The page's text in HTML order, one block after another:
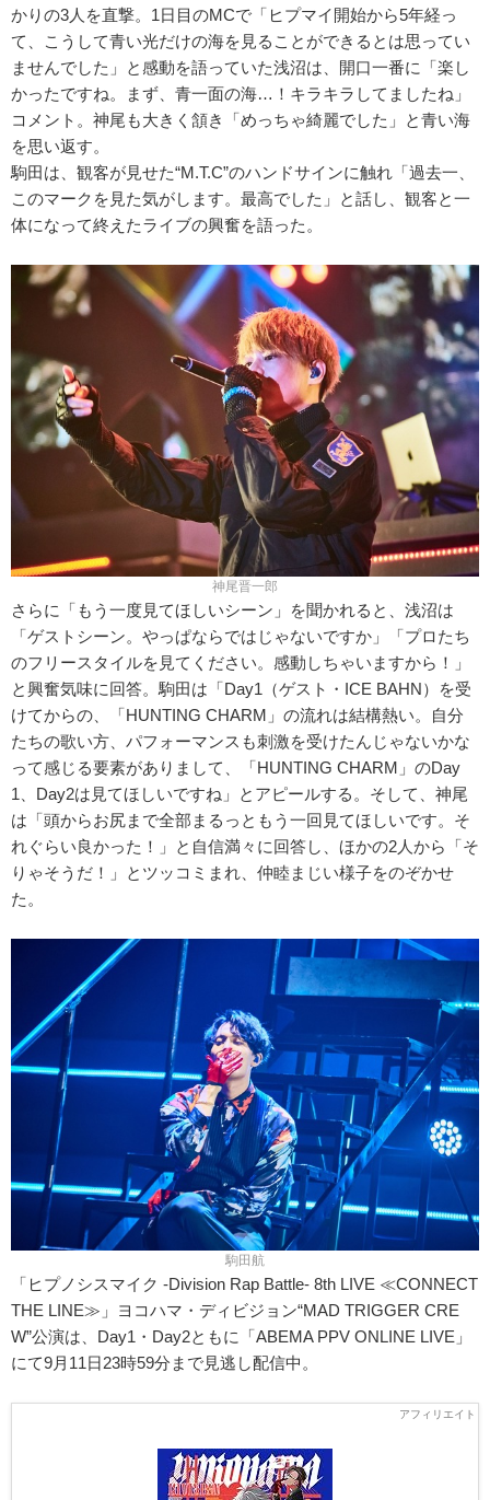
かりの3人を直撃。1日目のMCで「ヒプマイ開始から5年経っ
て、こうして青い光だけの海を見ることができるとは思ってい
ませんでした」と感動を語っていた浅沼は、開口一番に「楽し
かったですね。まず、青一面の海…！キラキラしてましたね」
コメント。神尾も大きく頷き「めっちゃ綺麗でした」と青い海
を思い返す。
駒田は、観客が見せた“M.T.C”のハンドサインに触れ「過去一、
このマークを見た気がします。最高でした」と話し、観客と一
体になって終えたライブの興奮を語った。
神尾晋一郎
さらに「もう一度見てほしいシーン」を聞かれると、浅沼は
「ゲストシーン。やっぱならではじゃないですか」「プロたち
のフリースタイルを見てください。感動しちゃいますから！」
と興奮気味に回答。駒田は「Day1（ゲスト・ICE BAHN）を受
けてからの、「HUNTING CHARM」の流れは結構熱い。自分
たちの歌い方、パフォーマンスも刺激を受けたんじゃないかな
って感じる要素がありまして、「HUNTING CHARM」のDay
1、Day2は見てほしいですね」とアピールする。そして、神尾
は「頭からお尻まで全部まるっともう一回見てほしいです。そ
れぐらい良かった！」と自信満々に回答し、ほかの2人から「そ
りゃそうだ！」とツッコミまれ、仲睦まじい様子をのぞかせ
た。
駒田航
「ヒプノシスマイク -Division Rap Battle- 8th LIVE ≪CONNECT
THE LINE≫」ヨコハマ・ディビジョン“MAD TRIGGER CRE
W”公演は、Day1・Day2ともに「ABEMA PPV ONLINE LIVE」
にて9月11日23時59分まで見逃し配信中。